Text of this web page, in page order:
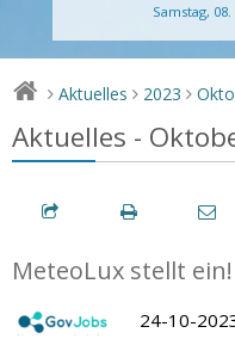
Samstag,
> Aktuelles > 2023 >
Aktuelles -
MeteoLux stellt ein!
24-10-